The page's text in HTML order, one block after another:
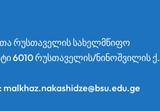
რუსთაველის სახელმწიფო
6010 რუსთაველის/ნინოშვილის ქ.